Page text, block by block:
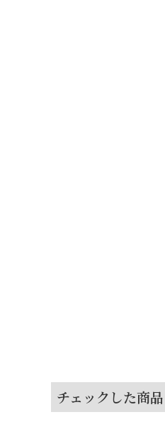
チェックした商品